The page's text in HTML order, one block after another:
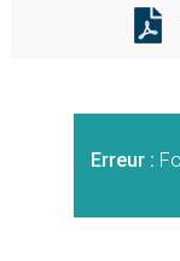
Erreur :